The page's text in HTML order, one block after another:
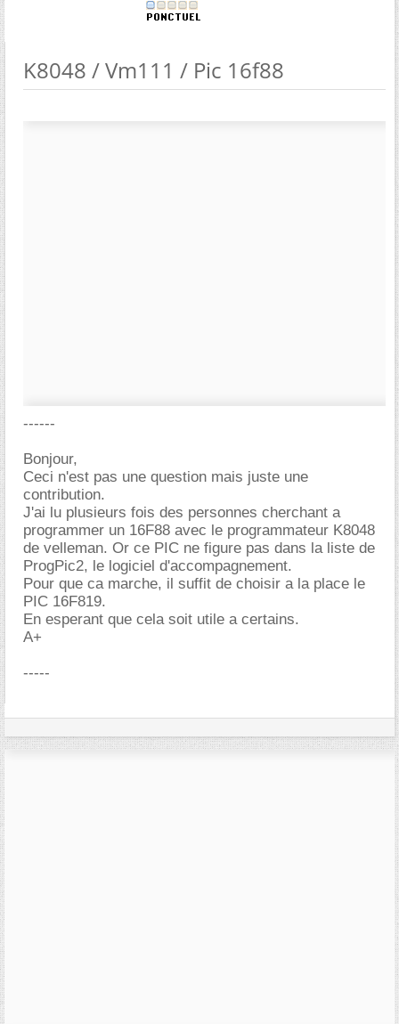
K8048 / Vm111 / Pic 16f88
------
Bonjour,
Ceci n'est pas une question mais juste une
contribution.
J'ai lu plusieurs fois des personnes cherchant a
programmer un 16F88 avec le programmateur K8048
de velleman. Or ce PIC ne figure pas dans la liste de
ProgPic2, le logiciel d'accompagnement.
Pour que ca marche, il suffit de choisir a la place le
PIC 16F819.
En esperant que cela soit utile a certains.
A+
-----